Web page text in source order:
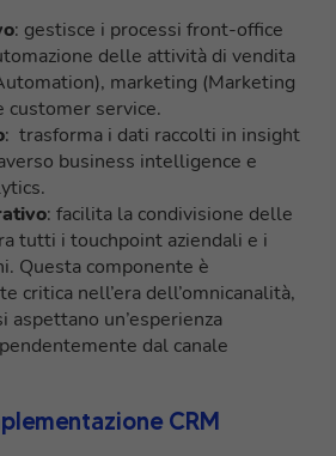
: gestisce i processi front-office
delle attività di vendita
marketing (Marketing
customer service.
: trasforma i dati raccolti in insight
business intelligence e
: facilita la condivisione delle
tutti i touchpoint aziendali e i
Questa componente è
critica nell’era dell’omnicanalità,
aspettano un’esperienza
dal canale
CRM